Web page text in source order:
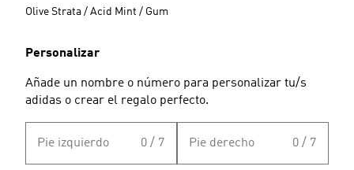
Olive Strata / Acid Mint / Gum
Personalizar
Añade un nombre o número para personalizar tu/s
adidas o crear el regalo perfecto.
Pie izquierdo 0 / 7 Pie derecho 0 / 7